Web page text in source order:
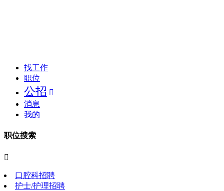
找工作
职位
公招 
消息
我的
职位搜索

口腔科招聘
护士/护理招聘